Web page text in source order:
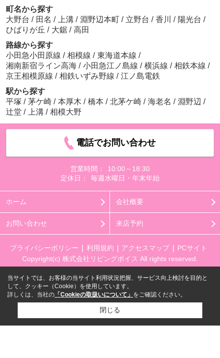
町名から探す
大野台 / 田名 / 上溝 / 淵野辺本町 / 立野台 / 香川 / 陽光台 /
ひばりが丘 / 大鋸 / 高田
路線から探す
小田急小田原線 / 相模線 / 東海道本線 /
湘南新宿ライン高海 / 小田急江ノ島線 / 横浜線 / 相鉄本線 /
京王相模原線 / 相鉄いずみ野線 / 江ノ島電鉄
駅から探す
平塚 / 茅ケ崎 / 本厚木 / 橋本 / 北茅ケ崎 / 海老名 / 淵野辺 /
辻堂 / 上溝 / 相模大野
電話でお問い合わせ
営業時間：
10:00～18:30
定休日：
毎週水曜日・年末年始
ホーム 会社概要
お問い合わせ 来店予約
プライバシーポリシー 利用規約 アクセスマップ
PCサイト
Copyright(c) 株式会社リビングボイス All rights reserved.
当サイトでは、お客様の当サイト利用状況把握、サービス向上検討を目的と
して、クッキー（Cookie）を使用しています。
詳しくは、当社の 「Cookieの取扱いについて」 をご確認ください。
閉じる